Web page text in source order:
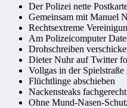
Der Polizei nette
Gemeinsam mit Manuel
Rechtsextreme
Am Polizeicomputer
Drohschreiben
Dieter Nuhr auf Twitter
Vollgas in der
Flüchtlinge abschieben
Nackensteaks
Ohne Mund-Nasen-